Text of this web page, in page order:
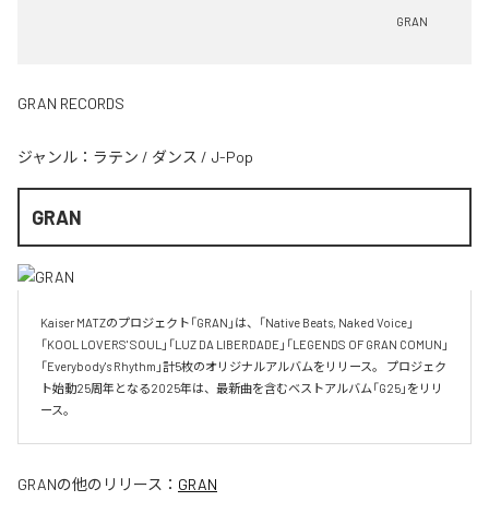
GRAN
GRAN RECORDS
ジャンル： ラテン / ダンス / J-Pop
GRAN
Kaiser MATZのプロジェクト「GRAN」は、「Native Beats, Naked Voice」
「KOOL LOVERS' SOUL」「LUZ DA LIBERDADE」「LEGENDS OF GRAN COMUN」
「Everybody's Rhythm」計5枚のオリジナルアルバムをリリース。 プロジェク
ト始動25周年となる2025年は、最新曲を含むベストアルバム「G25」をリリ
ース。
GRANの他のリリース： GRAN